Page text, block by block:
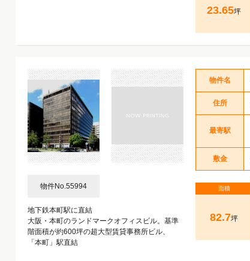
23.65坪
物件No.55994
地下鉄本町駅に直結
大阪・本町のランドマークオフィスビル。基準
階面積が約600坪の超大型賃貸事務所ビル、
「本町」駅直結
物件名
住所
最寄駅
敷金
面積
82.7坪